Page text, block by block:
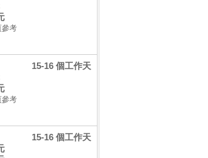
考
考
15-16 個工作天
15-16 個工作天